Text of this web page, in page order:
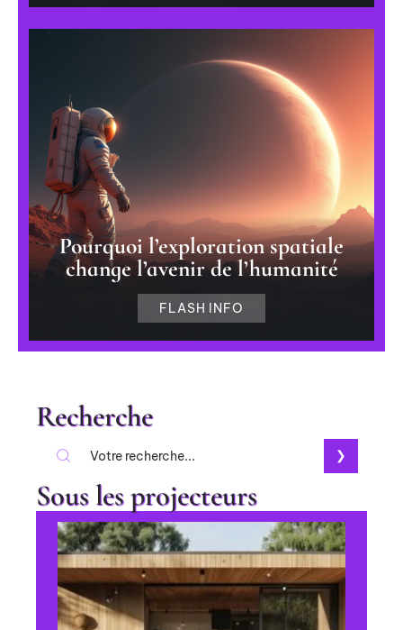
Pourquoi l’exploration spatiale
change l’avenir de l’humanité
FLASH INFO
Recherche
Sous les projecteurs